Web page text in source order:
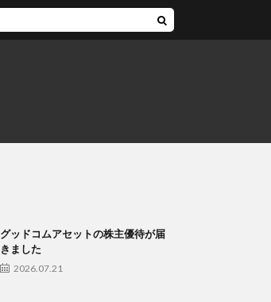
グッドコムアセットの株主優待が届
きました
2026.07.21